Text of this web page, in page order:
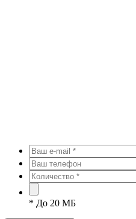
* До 20 МБ